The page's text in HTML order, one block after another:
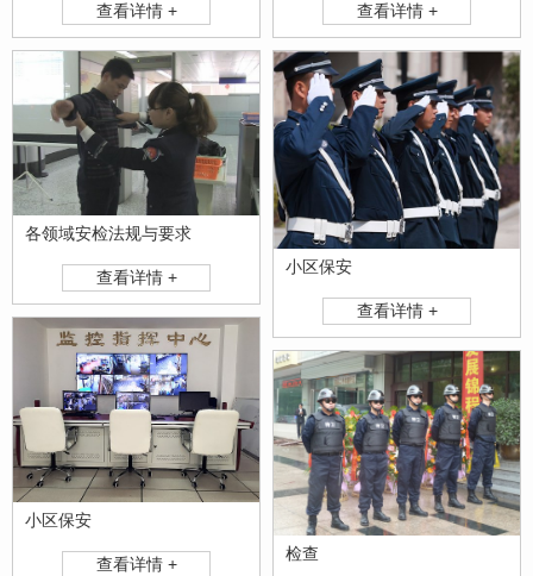
查看详情 + 查看详情 +
各领域安检法规与要求
查看详情 +
小区保安
查看详情 +
小区保安
查看详情 +
检查